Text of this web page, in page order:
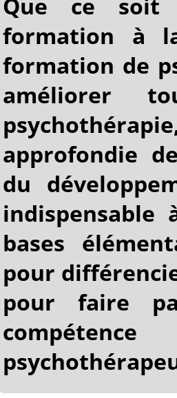
formation à
formation de
améliorer
approfondie
du
bases
pour
pour faire